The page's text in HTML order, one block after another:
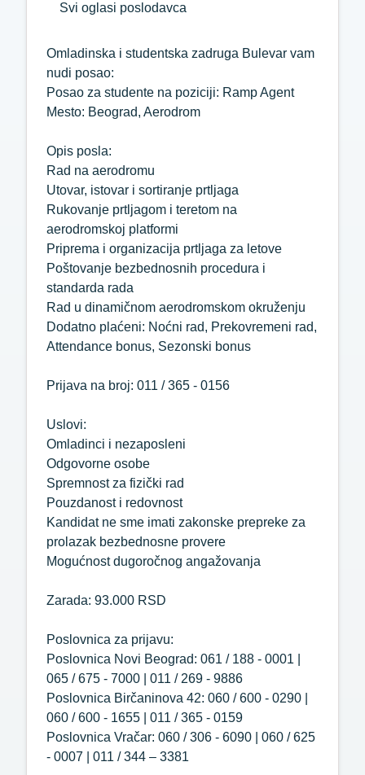
Svi oglasi poslodavca
Omladinska i studentska zadruga Bulevar vam
nudi posao:
Posao za studente na poziciji: Ramp Agent
Mesto: Beograd, Aerodrom
Opis posla:
Rad na aerodromu
Utovar, istovar i sortiranje prtljaga
Rukovanje prtljagom i teretom na
aerodromskoj platformi
Priprema i organizacija prtljaga za letove
Poštovanje bezbednosnih procedura i
standarda rada
Rad u dinamičnom aerodromskom okruženju
Dodatno plaćeni: Noćni rad, Prekovremeni rad,
Attendance bonus, Sezonski bonus
Prijava na broj: 011 / 365 - 0156
Uslovi:
Omladinci i nezaposleni
Odgovorne osobe
Spremnost za fizički rad
Pouzdanost i redovnost
Kandidat ne sme imati zakonske prepreke za
prolazak bezbednosne provere
Mogućnost dugoročnog angažovanja
Zarada: 93.000 RSD
Poslovnica za prijavu:
Poslovnica Novi Beograd: 061 / 188 - 0001 |
065 / 675 - 7000 | 011 / 269 - 9886
Poslovnica Birčaninova 42: 060 / 600 - 0290 |
060 / 600 - 1655 | 011 / 365 - 0159
Poslovnica Vračar: 060 / 306 - 6090 | 060 / 625
- 0007 | 011 / 344 – 3381